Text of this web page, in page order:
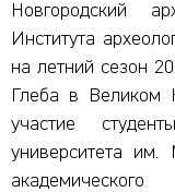
Новгородский
Института
на летний сезон
Глеба в Великом
участие
университета им.